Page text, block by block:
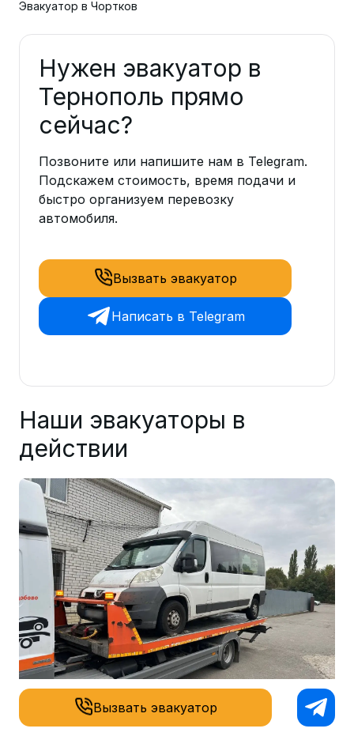
Вызвать эвакуатор
Эвакуатор в Чортков
Нужен эвакуатор в
Тернополь прямо
сейчас?
Позвоните или напишите нам в Telegram.
Подскажем стоимость, время подачи и
быстро организуем перевозку
автомобиля.
Вызвать эвакуатор
Написать в Telegram
Наши эвакуаторы в
действии